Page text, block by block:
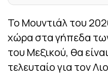
Το Μουντιάλ του
χώρα στα γήπεδα
του Μεξικού, θα
τελευταίο για τον